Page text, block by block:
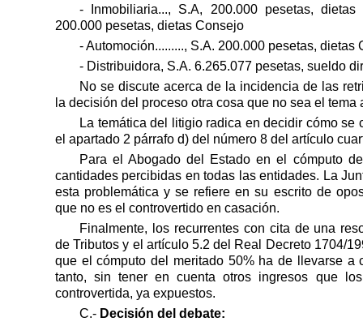
- Inmobiliaria..., S.A, 200.000 pesetas,
200.000 pesetas, dietas Consejo
- Automoción........., S.A. 200.000 pesetas, dietas
- Distribuidora, S.A. 6.265.077 pesetas, sueldo
No se discute acerca de la incidencia de las
la decisión del proceso otra cosa que no sea el
La temática del litigio radica en decidir cómo se
el apartado 2 párrafo d) del número 8 del artículo
Para el Abogado del Estado en el cómputo
cantidades percibidas en todas las entidades. La
esta problemática y se refiere en su escrito de
que no es el controvertido en casación.
Finalmente, los recurrentes con cita de una
de Tributos y el artículo 5.2 del Real Decreto 1704/
que el cómputo del meritado 50% ha de llevarse a
tanto, sin tener en cuenta otros ingresos que
controvertida, ya expuestos.
C.- Decisión del debate: